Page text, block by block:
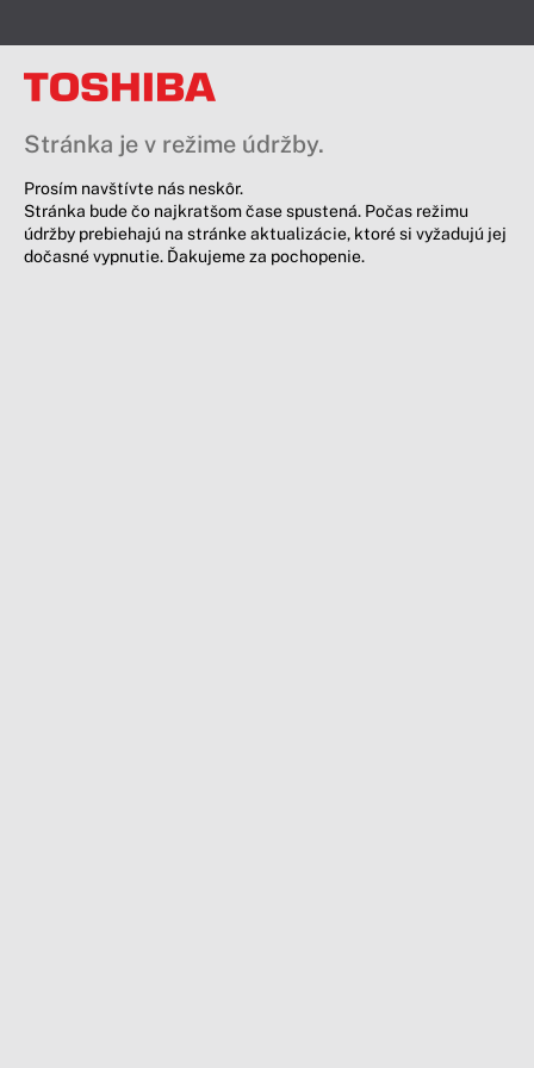
Stránka je v režime údržby.
Prosím navštívte nás neskôr.
Stránka bude čo najkratšom čase spustená. Počas režimu
údržby prebiehajú na stránke aktualizácie, ktoré si vyžadujú jej
dočasné vypnutie. Ďakujeme za pochopenie.